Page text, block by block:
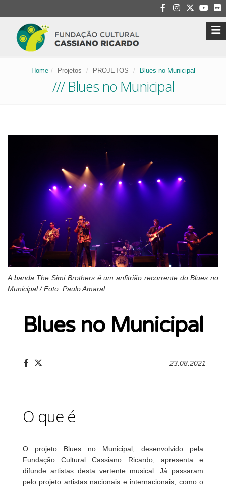
Home Projetos PROJETOS Blues no Municipal
/// Blues no Municipal
A banda The Simi Brothers é um anfitrião recorrente do Blues no
Municipal / Foto: Paulo Amaral
Blues no Municipal
23.08.2021
O que é
O projeto Blues no Municipal, desenvolvido pela
Fundação Cultural Cassiano Ricardo, apresenta e
difunde artistas desta vertente musical. Já passaram
pelo projeto artistas nacionais e internacionais, como o